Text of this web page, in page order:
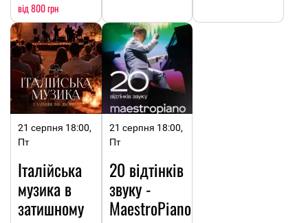
від 800 грн
21 серпня 18:00,
Пт
Італійська
музика в
затишному
21 серпня 18:00,
Пт
20 відтінків
звуку -
МaestroPiano